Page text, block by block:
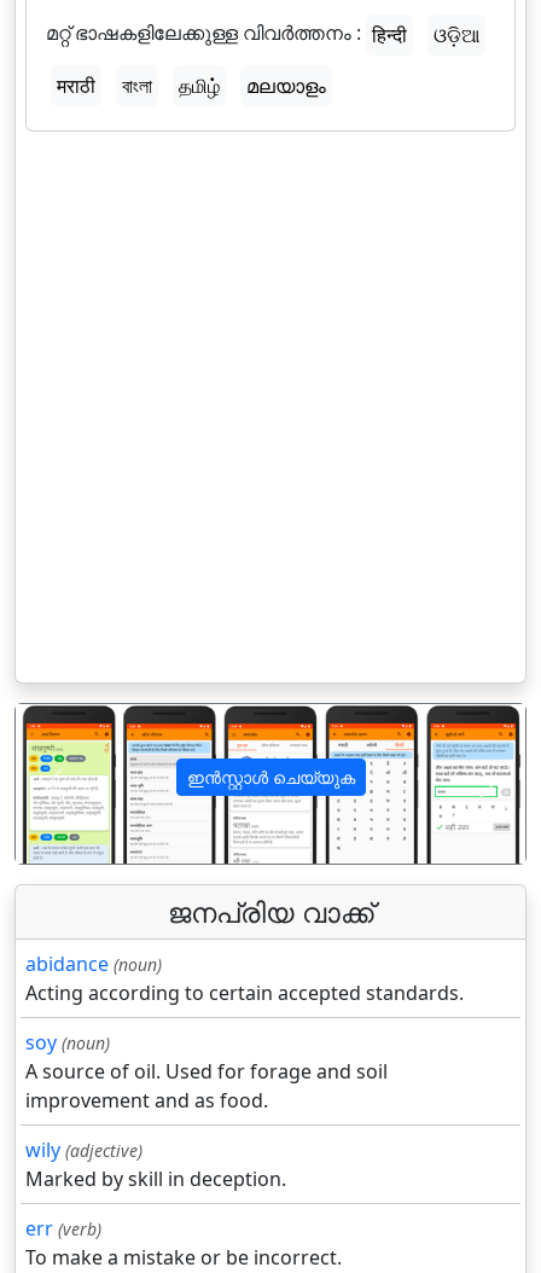
മറ്റ് ഭാഷകളിലേക്കുള്ള വിവർത്തനം : हिन्दी
ଓଡ଼ିଆ
मराठी
বাংলা தமிழ் മലയാളം
ഇൻസ്റ്റാൾ ചെയ്യുക
पिछला अगला
ജനപ്രിയ വാക്ക്
abidance (noun)
Acting according to certain accepted standards.
soy (noun)
A source of oil. Used for forage and soil
improvement and as food.
wily (adjective)
Marked by skill in deception.
err (verb)
To make a mistake or be incorrect.